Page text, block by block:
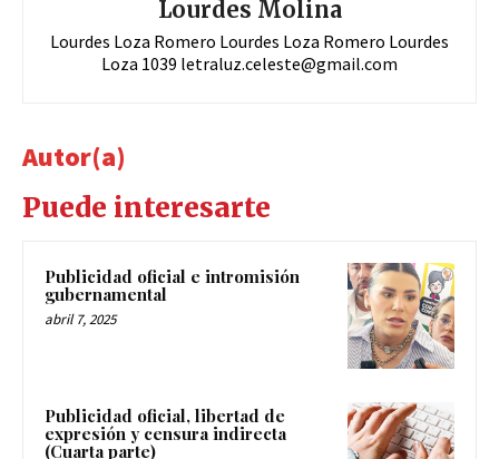
Lourdes Molina
Lourdes Loza Romero Lourdes Loza Romero Lourdes
Loza 1039 letraluz.celeste@gmail.com
Autor(a)
Puede interesarte
Publicidad oficial e intromisión
gubernamental
abril 7, 2025
Publicidad oficial, libertad de
expresión y censura indirecta
(Cuarta parte)